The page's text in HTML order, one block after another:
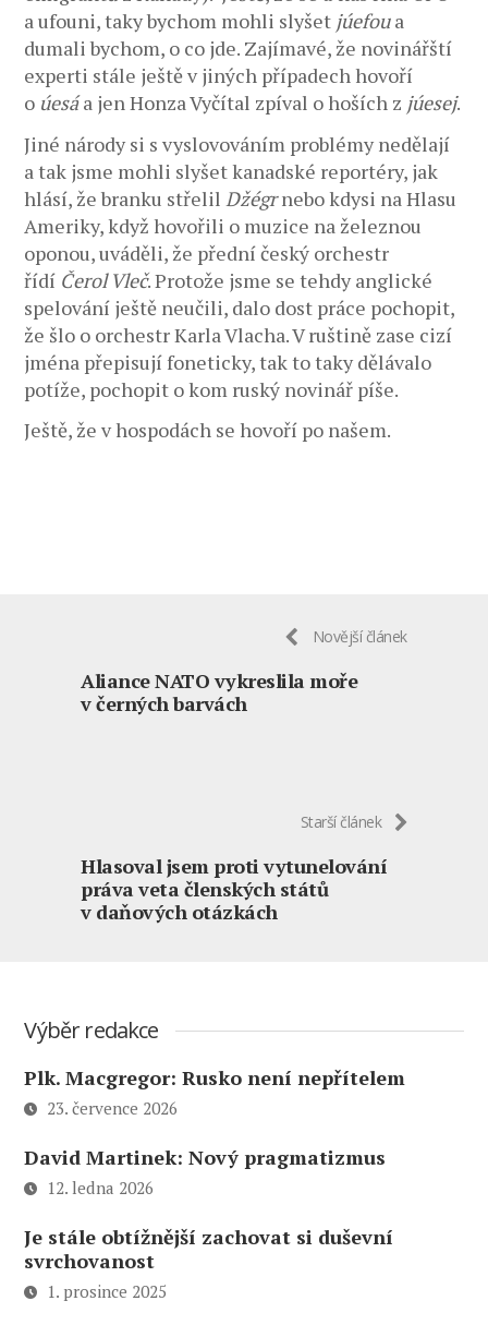
a ufouni, taky bychom mohli slyšet júefoua
dumali bychom, o co jde. Zajímavé, že novinářští
experti stále ještě v jiných případech hovoří
o úesáa jen Honza Vyčítal zpíval o hoších z júesej.
Jiné národy si s vyslovováním problémy nedělají
a tak jsme mohli slyšet kanadské reportéry, jak
hlásí, že branku střelil Džégrnebo kdysi na Hlasu
Ameriky, když hovořili o muzice na železnou
oponou, uváděli, že přední český orchestr
řídí Čerol Vleč. Protože jsme se tehdy anglické
spelování ještě neučili, dalo dost práce pochopit,
že šlo o orchestr Karla Vlacha. V ruštině zase cizí
jména přepisují foneticky, tak to taky dělávalo
potíže, pochopit o kom ruský novinář píše.
Ještě, že v hospodách se hovoří po našem.
Novější článek
Aliance NATO vykreslila moře
v černých barvách
Starší článek
Hlasoval jsem proti vytunelování
práva veta členských států
v daňových otázkách
Výběr redakce
Plk. Macgregor: Rusko není nepřítelem
23. července 2026
David Martinek: Nový pragmatizmus
12. ledna 2026
Je stále obtížnější zachovat si duševní
svrchovanost
1. prosince 2025